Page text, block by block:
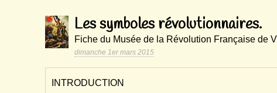
Les symboles révolutionnaires.
Fiche du Musée de la Révolution Française de
dimanche 1er mars 2015
INTRODUCTION